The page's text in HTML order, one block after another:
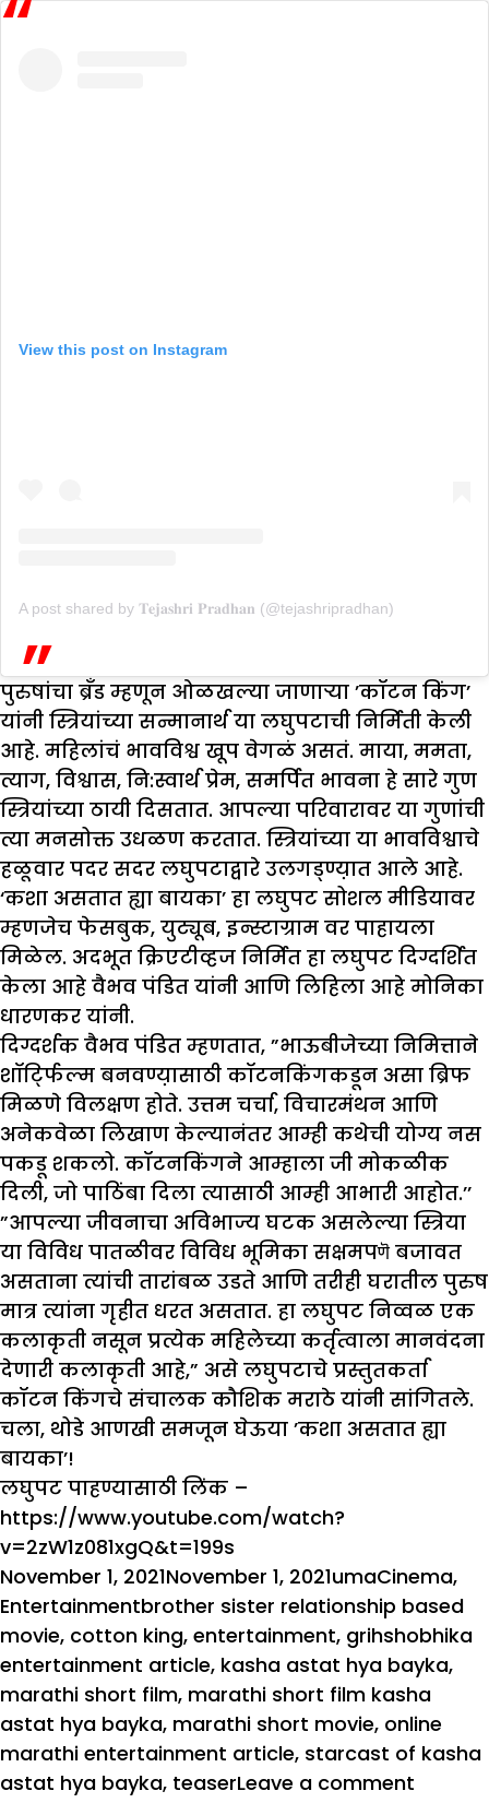
View this post on Instagram
A post shared by 𝐓𝐞𝐣𝐚𝐬𝐡𝐫𝐢 𝐏𝐫𝐚𝐝𝐡𝐚𝐧 (@tejashripradhan)
पुरुषांचा ब्रॅंड म्हणून ओळखल्या जाणाऱ्या ’कॉटन किंग’
यांनी स्त्रियांच्या सन्मानार्थ या लघुपटाची निर्मिती केली
आहे. महिलांचं भावविश्व खूप वेगळं असतं. माया, ममता,
त्याग, विश्वास, नि:स्वार्थ प्रेम, समर्पित भावना हे सारे गुण
स्त्रियांच्या ठायी दिसतात. आपल्या परिवारावर या गुणांची
त्या मनसोक्त उधळण करतात. स्त्रियांच्या या भावविश्वाचे
हळूवार पदर सदर लघुपटाद्वारे उलगड्ण्य़ात आले आहे.
‘कशा असतात ह्या बायका’ हा लघुपट सोशल मीडियावर
म्हणजेच फेसबुक, युट्यूब, इन्स्टाग्राम वर पाहायला
मिळेल. अदभूत क्रिएटीव्हज निर्मित हा लघुपट दिग्दर्शित
केला आहे वैभव पंडित यांनी आणि लिहिला आहे मोनिका
धारणकर यांनी.
दिग्दर्शक वैभव पंडित म्हणतात, ”भाऊबीजेच्या निमित्ताने
शॉर्ट्फिल्म बनवण्य़ासाठी कॉटनकिंगकडून असा ब्रिफ
मिळणे विलक्षण होते. उत्तम चर्चा, विचारमंथन आणि
अनेकवेळा लिखाण केल्यानंतर आम्ही कथेची योग्य नस
पकडू शकलो. कॉटनकिंगने आम्हाला जी मोकळीक
दिली, जो पाठिंबा दिला त्यासाठी आम्ही आभारी आहोत.’’
”आपल्या जीवनाचा अविभाज्य घटक असलेल्या स्त्रिया
या विविध पातळीवर विविध भूमिका सक्षमपणॆ बजावत
असताना त्यांची तारांबळ उडते आणि तरीही घरातील पुरुष
मात्र त्यांना गृहीत धरत असतात. हा लघुपट निव्वळ एक
कलाकृती नसून प्रत्येक महिलेच्या कर्तृत्वाला मानवंदना
देणारी कलाकृती आहे,” असे लघुपटाचे प्रस्तुतकर्ता
कॉटन किंगचे संचालक कौशिक मराठे यांनी सांगितले.
चला, थोडे आणखी समजून घेऊया ’कशा असतात ह्या
बायका’!
लघुपट पाहण्यासाठी लिंक –
https://www.youtube.com/watch?
v=2zW1z081xgQ&t=199s
Posted
on
November 1, 2021November 1, 2021Author
umaCategories
Cinema,
EntertainmentTags
brother sister relationship based
movie, cotton king, entertainment, grihshobhika
entertainment article, kasha astat hya bayka,
marathi short film, marathi short film kasha
astat hya bayka, marathi short movie, online
marathi entertainment article, starcast of kasha
astat hya bayka, teaserLeave a comment